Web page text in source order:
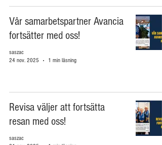
Vår samarbetspartner Avancia
fortsätter med oss!
saszac
24 nov. 2025
1 min läsning
Revisa väljer att fortsätta
resan med oss!
saszac